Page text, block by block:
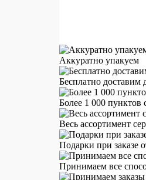
Аккуратно упакуем
Бесплатно доставим
Более 1 000
Весь ассортимент
Подарки при заказе
Принимаем все